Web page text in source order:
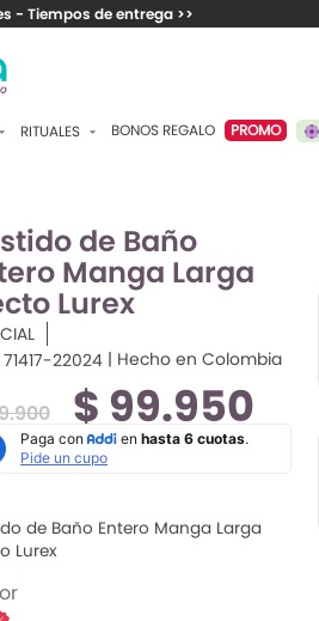
- Tiempos de entrega >>
RITUALES BONOS REGALO PROMO
de Baño
Manga Larga
Lurex
71417-22024 | Hecho en Colombia
$ 99.950
de Baño Entero Manga Larga
Lurex